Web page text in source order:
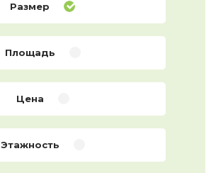
Размер
Площадь
Цена
Этажность